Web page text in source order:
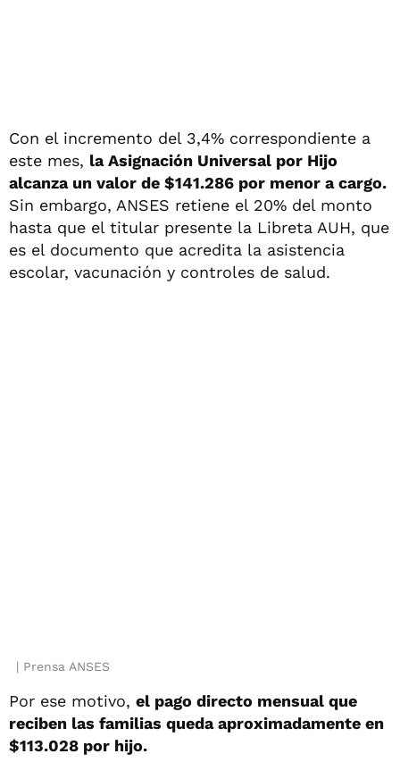
Con el incremento del 3,4% correspondiente a
este mes, la Asignación Universal por Hijo
alcanza un valor de $141.286 por menor a cargo.
Sin embargo, ANSES retiene el 20% del monto
hasta que el titular presente la Libreta AUH, que
es el documento que acredita la asistencia
escolar, vacunación y controles de salud.
Prensa ANSES
Por ese motivo, el pago directo mensual que
reciben las familias queda aproximadamente en
$113.028 por hijo.